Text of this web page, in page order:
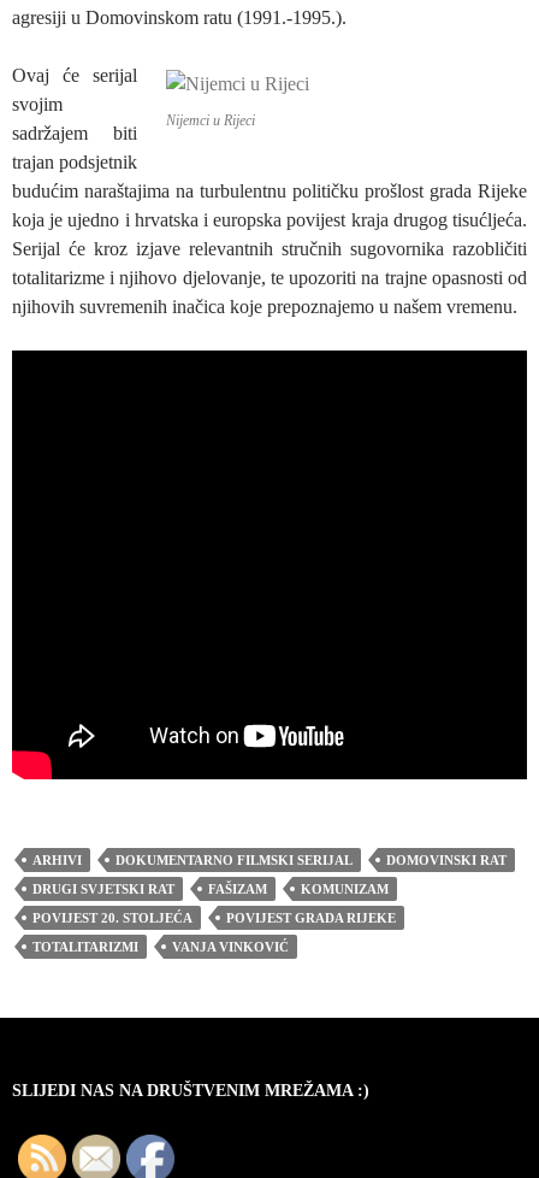
agresiji u Domovinskom ratu (1991.-1995.).
Nijemci u Rijeci
Ovaj će serijal
svojim
sadržajem biti
trajan podsjetnik
budućim naraštajima na turbulentnu političku prošlost grada Rijeke
koja je ujedno i hrvatska i europska povijest kraja drugog tisućljeća.
Serijal će kroz izjave relevantnih stručnih sugovornika razobličiti
totalitarizme i njihovo djelovanje, te upozoriti na trajne opasnosti od
njihovih suvremenih inačica koje prepoznajemo u našem vremenu.
ARHIVI DOKUMENTARNO FILMSKI SERIJAL
DOMOVINSKI RAT
DRUGI SVJETSKI RAT
FAŠIZAM
KOMUNIZAM
POVIJEST 20. STOLJEĆA
POVIJEST GRADA RIJEKE
TOTALITARIZMI
VANJA VINKOVIĆ
SLIJEDI NAS NA DRUŠTVENIM MREŽAMA :)